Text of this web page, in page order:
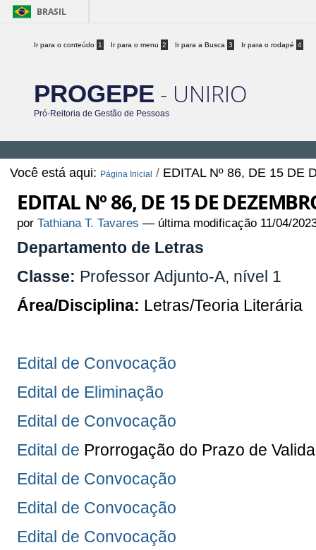
BRASIL
Ir para o conteúdo 1 Ir para o menu 2 Ir para a Busca 3 Ir para o rodapé 4
PROGEPE - UNIRIO
Pró-Reitoria de Gestão de Pessoas
Você está aqui: Página Inicial / EDITAL Nº 86, DE 15 DE
EDITAL Nº 86, DE 15 DE
porTathiana T. Tavares — última modificação 11/04/
Departamento de Letras
Classe: Professor Adjunto-A, nível 1
Área/Disciplina: Letras/Teoria Literária
Edital de Convocação
Edital de Eliminação
Edital de Convocação
Edital de Prorrogação do Prazo de
Edital de Convocação
Edital de Convocação
Edital de Convocação